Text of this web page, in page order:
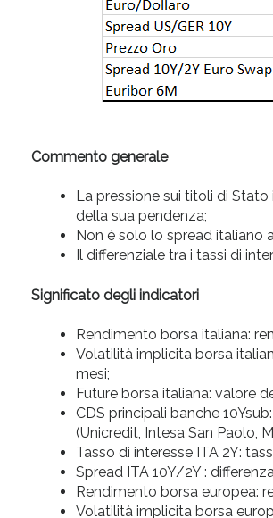
Commento generale
La pressione sui titoli di
della sua pendenza;
Non è solo lo spread italiano
Il differenziale tra i tassi di
Significato degli indicatori
Rendimento borsa italiana:
Volatilità implicita borsa
mesi;
Future borsa italiana: valore
CDS principali banche
(Unicredit, Intesa San Paolo,
Tasso di interesse ITA 2Y:
Spread ITA 10Y/2Y :
Rendimento borsa europea:
Volatilità implicita borsa